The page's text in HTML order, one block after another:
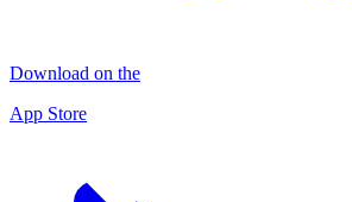
Download on the
App Store